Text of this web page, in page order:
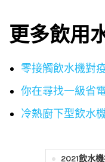
更多飲用
零接觸飲水機對
你在尋找一級省
冷熱廚下型飲水
2021飲水